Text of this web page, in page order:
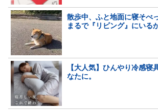
散歩中、ふと地面に寝そべ
まるで『リビング』にいる
【大人気】ひんやり冷感寝
なたに。